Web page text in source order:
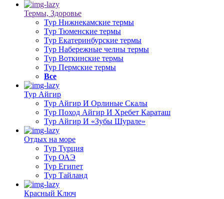
Термы, Здоровье
Тур Нижнекамские термы
Тур Тюменские термы
Тур Екатеринбурские термы
Тур Набережные челны термы
Тур Воткинские термы
Тур Пермские термы
Все
Тур Айгир
Тур Айгир И Орлиные Скалы
Тур Поход Айгир И Хребет Караташ
Тур Айгир И «Зубы Шурале»
Отдых на море
Тур Турция
Тур ОАЭ
Тур Египет
Тур Тайланд
Красный Ключ